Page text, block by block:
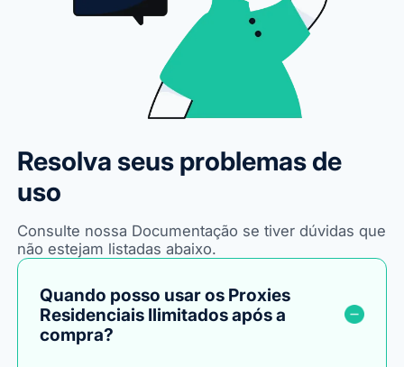
Resolva seus problemas de
uso
Consulte nossa Documentação se tiver dúvidas que
não estejam listadas abaixo.
Quando posso usar os Proxies
Residenciais Ilimitados após a
compra?